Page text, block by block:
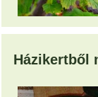
Házikertből